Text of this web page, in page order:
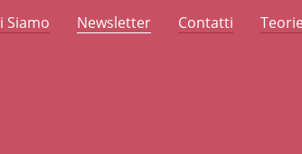
Siamo Newsletter Contatti